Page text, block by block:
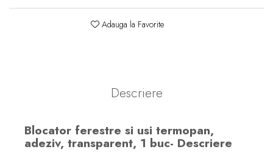
Adauga la Favorite
Descriere
Blocator ferestre si usi termopan,
adeziv, transparent, 1 buc- Descriere